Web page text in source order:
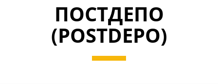
ПОСТДЕПО
(POSTDEPO)